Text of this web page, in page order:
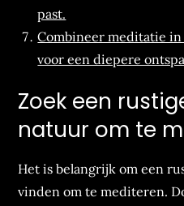
past.
Combineer meditatie
voor een diepere
Zoek een
natuur om te
Het is belangrijk om een
vinden om te mediteren.